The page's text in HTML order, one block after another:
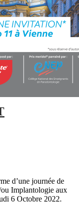
d’une journée de
Implantologie aux
6 Octobre 2022.